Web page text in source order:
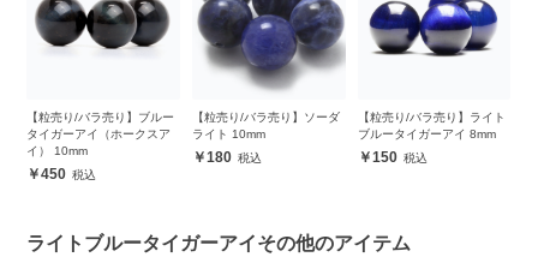
【粒売り/バラ売り】ブルー
タイガーアイ（ホークスア
イ） 10mm
450
【粒売り/バラ売り】ソーダ
ライト 10mm
180
【粒売り/バラ売り】ライト
ブルータイガーアイ 8mm
150
ライトブルータイガーアイその他のアイテム